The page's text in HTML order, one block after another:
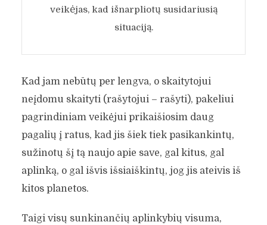
veikėjas, kad išnarpliotų susidariusią
situaciją.
Kad jam nebūtų per lengva, o skaitytojui
neįdomu skaityti (rašytojui – rašyti), pakeliui
pagrindiniam veikėjui prikaišiosim daug
pagalių į ratus, kad jis šiek tiek pasikankintų,
sužinotų šį tą naujo apie save, gal kitus, gal
aplinką, o gal išvis išsiaiškintų, jog jis ateivis iš
kitos planetos.
Taigi visų sunkinančių aplinkybių visuma,